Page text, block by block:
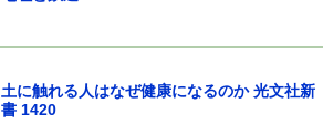
土に触れる人はなぜ健康になるのか 光文社新
書 1420